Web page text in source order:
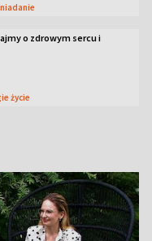
o zdrowym sercu i
życie